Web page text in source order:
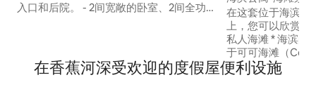
入口和后院。 - 2间宽敞的卧室、2间全功
- 厨房设施齐全，提供长期住宿的洗衣机/
烘干机。 -沙滩椅、遮阳伞、毛巾、玩具，
在这套位于海滨的
上，您可以欣赏全景海景。
私人海滩 * 海滨阳
于可可海滩（
置便利 * 卧室配备
全，配备不锈钢
在香蕉河深受欢迎的度假屋便利设施